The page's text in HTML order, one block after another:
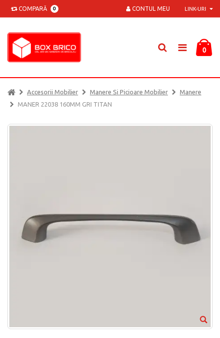
COMPARĂ 0 LINK-URI
CONTUL MEU
0
Accesorii Mobilier Manere Si Picioare Mobilier
Manere
MANER 22038 160MM GRI TITAN